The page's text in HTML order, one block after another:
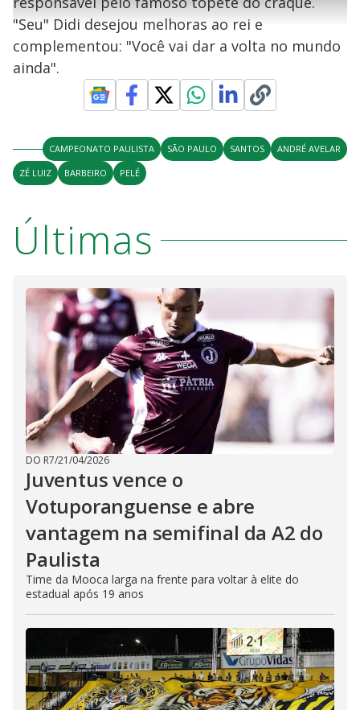
a
y
V
d
e
o
g
n
d
s
e
u
n
o
s
o
"Seu" Didi desejou melhoras ao rei e
complementou: "Você vai dar a volta no mundo
ainda".
CAMPEONATO PAULISTA SÃO PAULO SANTOS
ANDRÉ AVELAR
ZÉ LUIZ
BARBEIRO PELÉ
Últimas
DO R7/21/04/2026
Juventus vence o
Votuporanguense e abre
vantagem na semifinal da A2 do
Paulista
Time da Mooca larga na frente para voltar à elite do
estadual após 19 anos